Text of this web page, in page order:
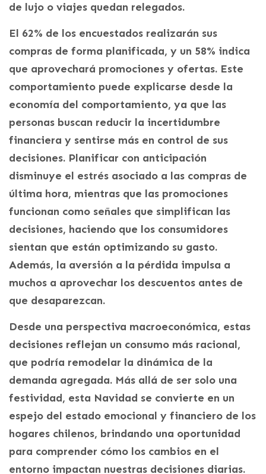
de lujo o viajes quedan relegados.
El 62% de los encuestados realizarán sus
compras de forma planificada, y un 58% indica
que aprovechará promociones y ofertas. Este
comportamiento puede explicarse desde la
economía del comportamiento, ya que las
personas buscan reducir la incertidumbre
financiera y sentirse más en control de sus
decisiones. Planificar con anticipación
disminuye el estrés asociado a las compras de
última hora, mientras que las promociones
funcionan como señales que simplifican las
decisiones, haciendo que los consumidores
sientan que están optimizando su gasto.
Además, la aversión a la pérdida impulsa a
muchos a aprovechar los descuentos antes de
que desaparezcan.
Desde una perspectiva macroeconómica, estas
decisiones reflejan un consumo más racional,
que podría remodelar la dinámica de la
demanda agregada. Más allá de ser solo una
festividad, esta Navidad se convierte en un
espejo del estado emocional y financiero de los
hogares chilenos, brindando una oportunidad
para comprender cómo los cambios en el
entorno impactan nuestras decisiones diarias.